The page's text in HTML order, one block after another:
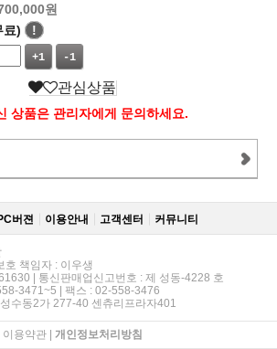
원
료)
!
+1 -1
관심상품
상품은 관리자에게 문의하세요.
버젼 이용안내 고객센터 커뮤니티
호 책임자 : 이우생
| 통신판매업신고번호 : 제 성동-4228 호
3471~5 | 팩스 : 02-558-3476
수동2가 277-40 센츄리프라자401
이용약관| 개인정보처리방침